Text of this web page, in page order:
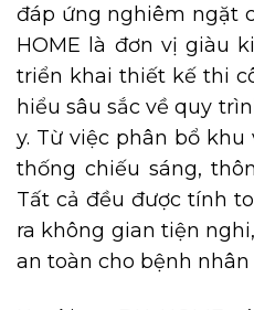
đáp ứng nghiêm ngặt
HOME là đơn vị giàu
triển khai thiết kế thi
hiểu sâu sắc về quy
y. Từ việc phân bổ
thống chiếu sáng,
Tất cả đều được tính
ra không gian tiện
an toàn cho bệnh